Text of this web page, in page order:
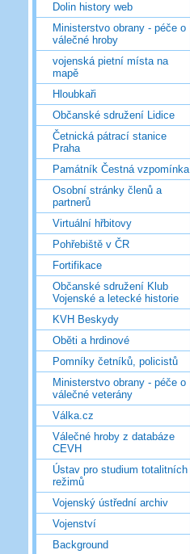
Dolin history web
Ministerstvo obrany - péče o
válečné hroby
vojenská pietní místa na
mapě
Hloubkaři
Občanské sdružení Lidice
Četnická pátrací stanice
Praha
Památník Čestná vzpomínka
Osobní stránky členů a
partnerů
Virtuální hřbitovy
Pohřebiště v ČR
Fortifikace
Občanské sdružení Klub
Vojenské a letecké historie
KVH Beskydy
Oběti a hrdinové
Pomníky četníků, policistů
Ministerstvo obrany - péče o
válečné veterány
Válka.cz
Válečné hroby z databáze
CEVH
Ústav pro studium totalitních
režimů
Vojenský ústřední archiv
Vojenství
Background